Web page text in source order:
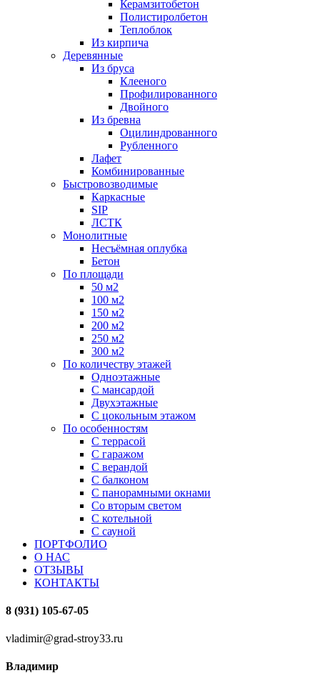
Керамзитобетон
Полистиролбетон
Теплоблок
Из кирпича
Деревянные
Из бруса
Клееного
Профилированного
Двойного
Из бревна
Оцилиндрованного
Рубленного
Лафет
Комбинированные
Быстровозводимые
Каркасные
SIP
ЛСТК
Монолитные
Несъёмная оплубка
Бетон
По площади
50 м2
100 м2
150 м2
200 м2
250 м2
300 м2
По количеству этажей
Одноэтажные
С мансардой
Двухэтажные
С цокольным этажом
По особенностям
С террасой
С гаражом
С верандой
С балконом
С панорамными окнами
Со вторым светом
С котельной
С сауной
ПОРТФОЛИО
О НАС
ОТЗЫВЫ
КОНТАКТЫ
8 (931) 105-67-05
vladimir@grad-stroy33.ru
Владимир